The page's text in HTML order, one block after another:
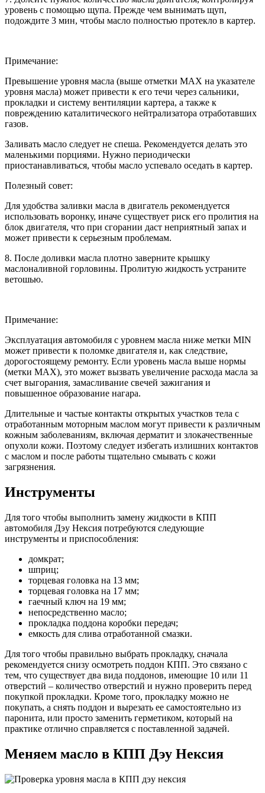
уровень с помощью щупа. Прежде чем вынимать щуп,
подождите 3 мин, чтобы масло полностью протекло в картер.
Примечание:
Превышение уровня масла (выше отметки МАХ на указателе
уровня масла) может привести к его течи через сальники,
прокладки и систему вентиляции картера, а также к
повреждению каталитического нейтрализатора отработавших
газов.
Заливать масло следует не спеша. Рекомендуется делать это
маленькими порциями. Нужно периодически
приостанавливаться, чтобы масло успевало оседать в картер.
Полезный совет:
Для удобства заливки масла в двигатель рекомендуется
использовать воронку, иначе существует риск его пролития на
блок двигателя, что при сгорании даст неприятный запах и
может привести к серьезным проблемам.
8. После доливки масла плотно заверните крышку
маслоналивной горловины. Пролитую жидкость устраните
ветошью.
Примечание:
Эксплуатация автомобиля с уровнем масла ниже метки MIN
может привести к поломке двигателя и, как следствие,
дорогостоящему ремонту. Если уровень масла выше нормы
(метки MAX), это может вызвать увеличение расхода масла за
счет выгорания, замасливание свечей зажигания и
повышенное образование нагара.
Длительные и частые контакты открытых участков тела с
отработанным моторным маслом могут привести к различным
кожным заболеваниям, включая дерматит и злокачественные
опухоли кожи. Поэтому следует избегать излишних контактов
с маслом и после работы тщательно смывать с кожи
загрязнения.​
Инструменты
Для того чтобы выполнить замену жидкости в КПП
автомобиля Дэу Нексия потребуются следующие
инструменты и приспособления:
домкрат;
шприц;
торцевая головка на 13 мм;
торцевая головка на 17 мм;
гаечный ключ на 19 мм;
непосредственно масло;
прокладка поддона коробки передач;
емкость для слива отработанной смазки.
Для того чтобы правильно выбрать прокладку, сначала
рекомендуется снизу осмотреть поддон КПП. Это связано с
тем, что существует два вида поддонов, имеющие 10 или 11
отверстий – количество отверстий и нужно проверить перед
покупкой прокладки. Кроме того, прокладку можно не
покупать, а снять поддон и вырезать ее самостоятельно из
паронита, или просто заменить герметиком, который на
практике отлично справляется с поставленной задачей.
Меняем масло в КПП Дэу Нексия